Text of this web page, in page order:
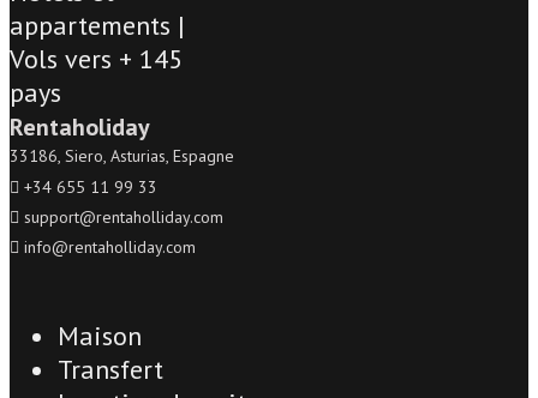
Rentaholiday
33186, Siero, Asturias, Espagne
+34 655 11 99 33
support@rentaholliday.com
info@rentaholliday.com
Maison
Transfert